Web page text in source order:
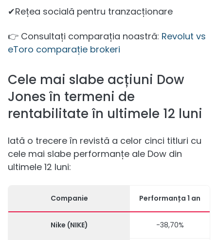
✔Rețea socială pentru tranzacționare
👉 Consultați comparația noastră: Revolut vs
eToro comparație brokeri
Cele mai slabe acțiuni Dow
Jones în termeni de
rentabilitate în ultimele 12 luni
Iată o trecere în revistă a celor cinci titluri cu
cele mai slabe performanțe ale Dow din
ultimele 12 luni:
Companie Performanța 1 an
Nike (NIKE) -38,70%